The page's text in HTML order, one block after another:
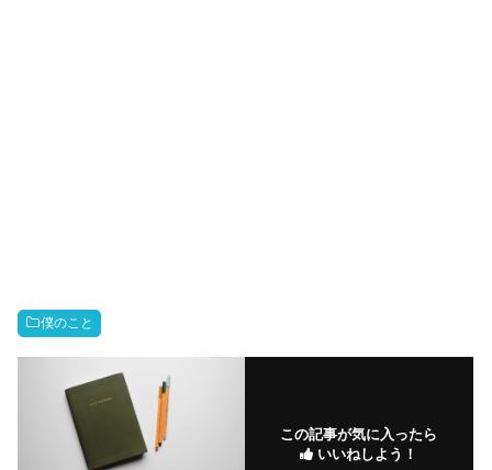
僕のこと
この記事が気に入ったら
いいねしよう！